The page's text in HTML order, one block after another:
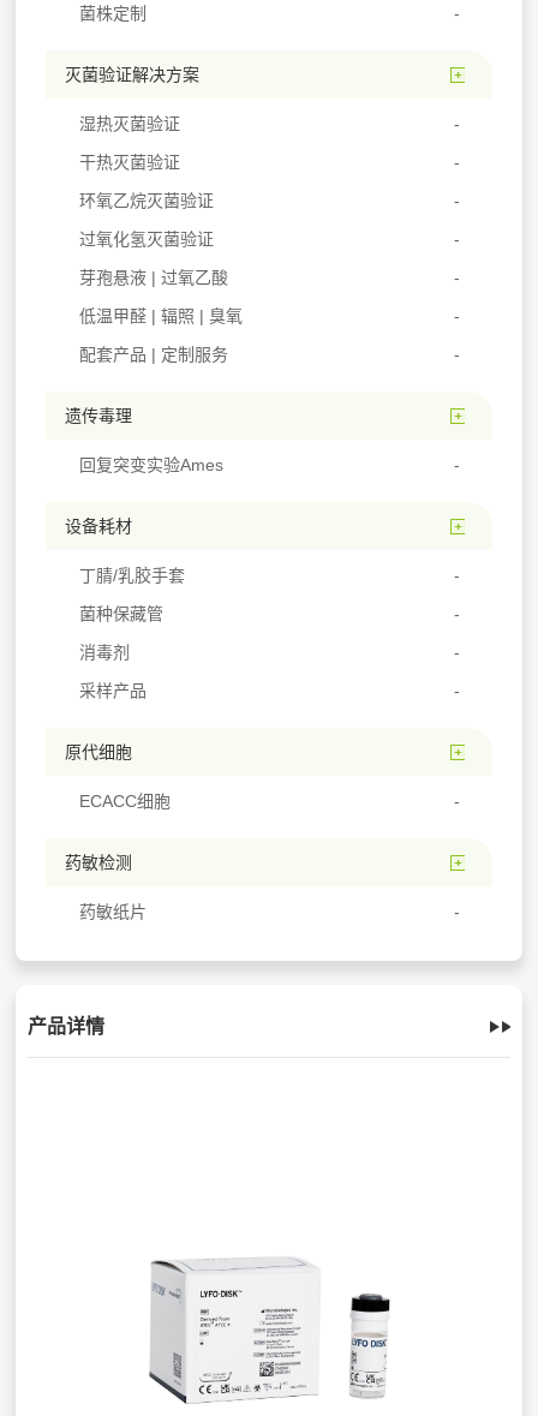
菌株定制
灭菌验证解决方案
湿热灭菌验证
干热灭菌验证
环氧乙烷灭菌验证
过氧化氢灭菌验证
芽孢悬液 | 过氧乙酸
低温甲醛 | 辐照 | 臭氧
配套产品 | 定制服务
遗传毒理
回复突变实验Ames
设备耗材
丁腈/乳胶手套
菌种保藏管
消毒剂
采样产品
原代细胞
ECACC细胞
药敏检测
药敏纸片
产品详情